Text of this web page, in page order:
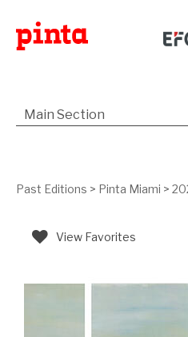
Past Editions > Pinta Miami >
View Favorites